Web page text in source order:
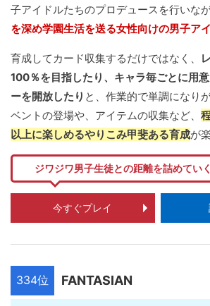
子アイドルたちのプロデュースを行いなが
を深め学園生活を送る女性向けの男子ア
育成してカード収集するだけではなく、
100％を目指したり、キャラ毎ごとに用
ーを開放したり と、作業的で単調になり
ベントの登場や、アイテムの収集など、
以上に楽しめるやりこみ甲斐ある育成が
ジワジワ男子生徒との距離を詰めてい
今すぐプレイ
334位 FANTASIAN